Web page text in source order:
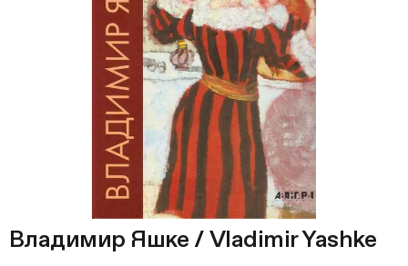
Владимир Яшке / Vladimir Yashke